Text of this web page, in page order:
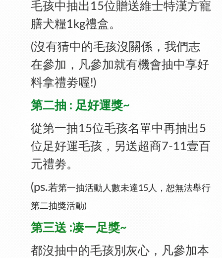
毛孩中抽出15位贈送維士特漢方寵
膳犬糧1kg禮盒。
(沒有猜中的毛孩沒關係，我們志
在參加，凡參加就有機會抽中享好
料拿禮劵喔!)
第二抽 : 足好運獎~
從第一抽15位毛孩名單中再抽出5
位足好運毛孩，另送超商7-11壹百
元禮劵。
(ps.若第一抽活動人數未達15人，恕無法舉行
第二抽獎活動)
第三送 :凑一足獎~
都沒抽中的毛孩別灰心，凡參加本